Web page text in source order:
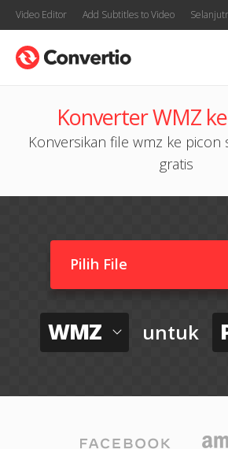
Video Editor Add Subtitles to Video
Konverter WMZ
Konversikan file wmz ke picon
gratis
Pilih File
WMZ untuk